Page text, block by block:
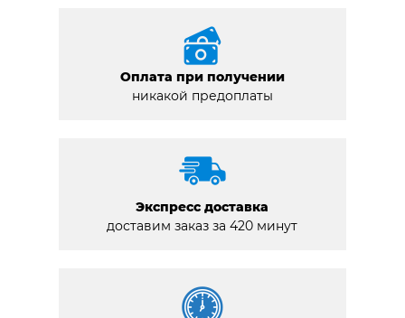
Оплата при получении
никакой предоплаты
Экспресс доставка
доставим заказ за 420 минут